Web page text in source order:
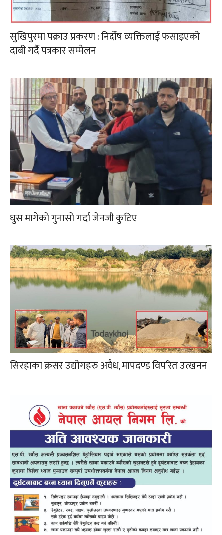
सुखिपुरमा पक्राउ प्रकरण : निर्दोष व्यक्तिलाई फसाइएको
दाबी गर्दै पत्रकार सम्मेलन
घुस मागेको गुनासो गर्दा जेनजी कुटिए
सिरहाका क्रसर उद्योगहरु अवैध, मापदण्ड विपरित उत्खनन